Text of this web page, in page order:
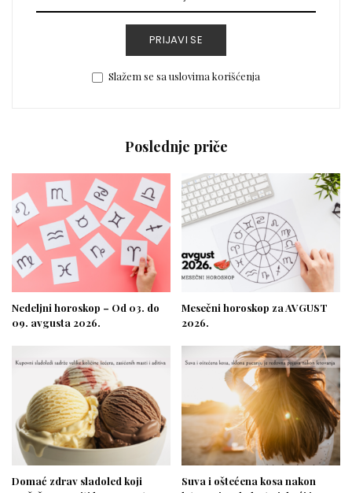
PRIJAVI SE
Slažem se sa uslovima korišćenja
Poslednje priče
Nedeljni horoskop – Od 03. do
09. avgusta 2026.
Mesečni horoskop za AVGUST
2026.
Domać zdrav sladoled koji
Suva i oštećena kosa nakon